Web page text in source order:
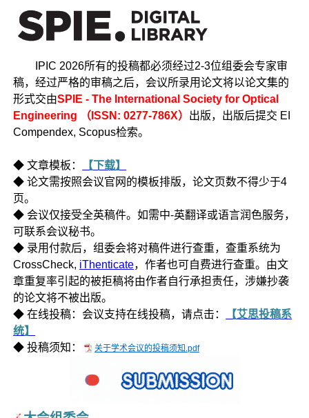
IPIC 2026所有的投稿都必须经过2-3位组委会专家审
稿，经过严格的审稿之后，会议所录用论文将以论文集的
形式交由SPIE - The International Society for Optical
Engineering （ISSN: 0277-786X） 出版，出版后提交 EI
Compendex, Scopus检索。
◆ 文章模板：
【下载】
◆ 论文需按照会议官网的模板排版，论文页数不得少于4
页。
◆ 会议仅接受全英稿件。如需中-英翻译或语言润色服务，
可联系会议秘书。
◆ 录用付款后，组委会将对稿件进行查重，查重系统为
CrossCheck, iThenticate，作者也可自费进行查重。由文
章重复率引起的被拒稿将由作者自行承担责任，涉嫌抄袭
的论文将不被出版。
◆ 在线投稿：会议支持在线投稿，请点击：
【艾思投稿系
统】
◆ 投稿须知：
关于学术会议的投稿须知.pdf